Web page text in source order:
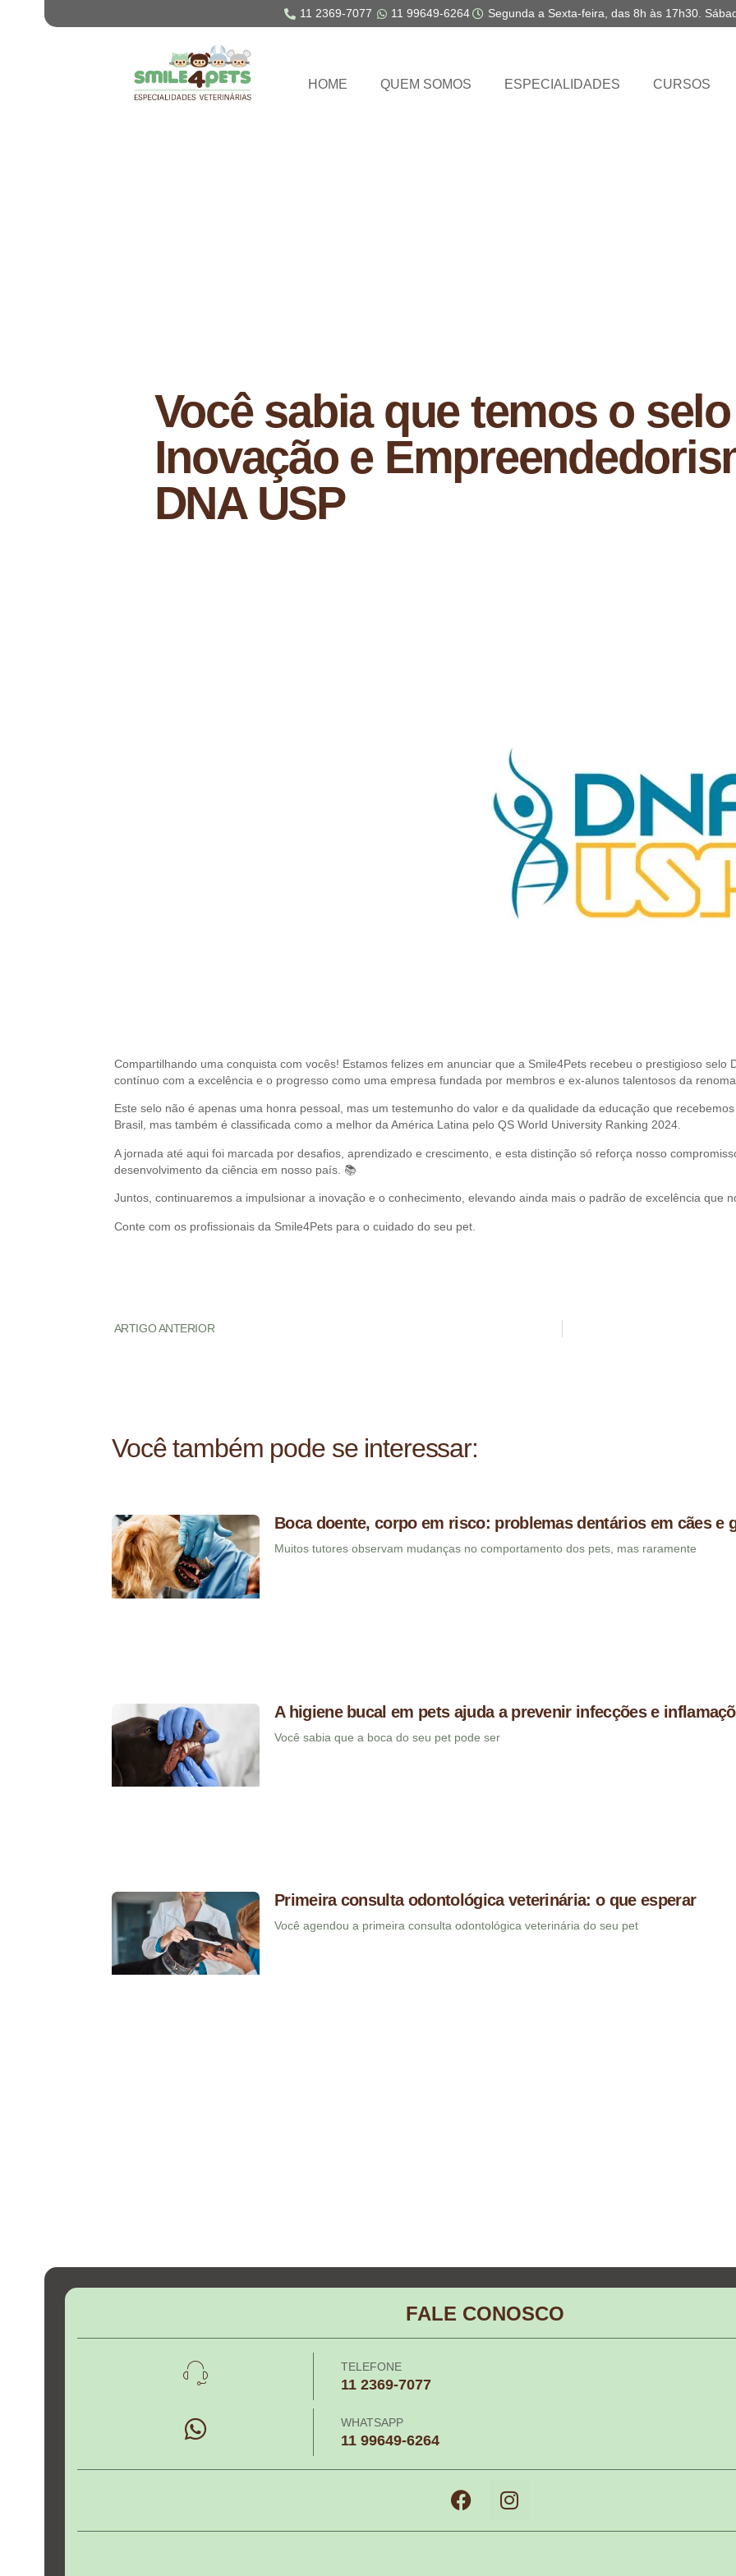
11 2369-7077 11 99649-6264 Segunda a Sexta-feira, das 8h às 17h30.
HOME QUEM SOMOS ESPECIALIDADES CURSOS
Você sabia que temos o
Inovação e
DNA USP
Compartilhando uma conquista com vocês! Estamos felizes em anunciar que a Smile4Pets recebeu o prestigioso selo
contínuo com a excelência e o progresso como uma empresa fundada por membros e ex-alunos talentosos da
Este selo não é apenas uma honra pessoal, mas um testemunho do valor e da qualidade da educação que
Brasil, mas também é classificada como a melhor da América Latina pelo QS World University Ranking 2024.
A jornada até aqui foi marcada por desafios, aprendizado e crescimento, e esta distinção só reforça nosso
desenvolvimento da ciência em nosso país. 📚
Juntos, continuaremos a impulsionar a inovação e o conhecimento, elevando ainda mais o padrão de excelência que
Conte com os profissionais da Smile4Pets para o cuidado do seu pet.
ARTIGO ANTERIOR
Você também pode se interessar:
Boca doente, corpo em risco: problemas dentários em cães e
Muitos tutores observam mudanças no comportamento dos pets, mas raramente
A higiene bucal em pets ajuda a prevenir infecções e
Você sabia que a boca do seu pet pode ser
Primeira consulta odontológica veterinária: o que esperar
Você agendou a primeira consulta odontológica veterinária do seu pet
FALE CONOSCO
TELEFONE
11 2369-7077
WHATSAPP
11 99649-6264